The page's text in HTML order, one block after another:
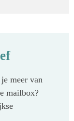
meer van
mailbox?